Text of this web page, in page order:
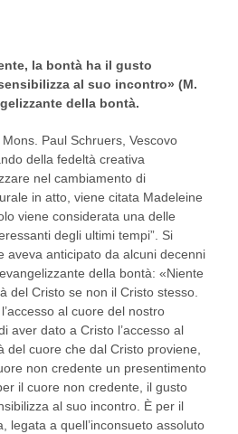
la bontà ha il gusto
al suo incontro» (M.
della bontà.
Paul Schruers, Vescovo
della fedeltà creativa
nel cambiamento di
in atto, viene citata Madeleine
viene considerata una delle
degli ultimi tempi”. Si
aveva anticipato da alcuni decenni
della bontà: «Niente
del Cristo se non il Cristo stesso.
al cuore del nostro
aver dato a Cristo l’accesso al
cuore che dal Cristo proviene,
non credente un presentimento
il cuore non credente, il gusto
al suo incontro. È per il
legata a quell’inconsueto assoluto